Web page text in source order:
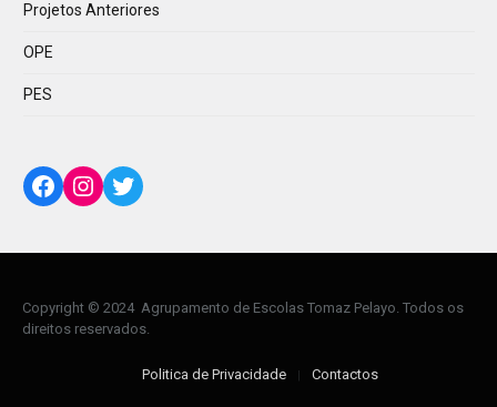
Projetos Anteriores
OPE
PES
Facebook
Instagram
Twitter
Copyright © 2024 Agrupamento de Escolas Tomaz Pelayo. Todos os
direitos reservados.
Politica de Privacidade Contactos